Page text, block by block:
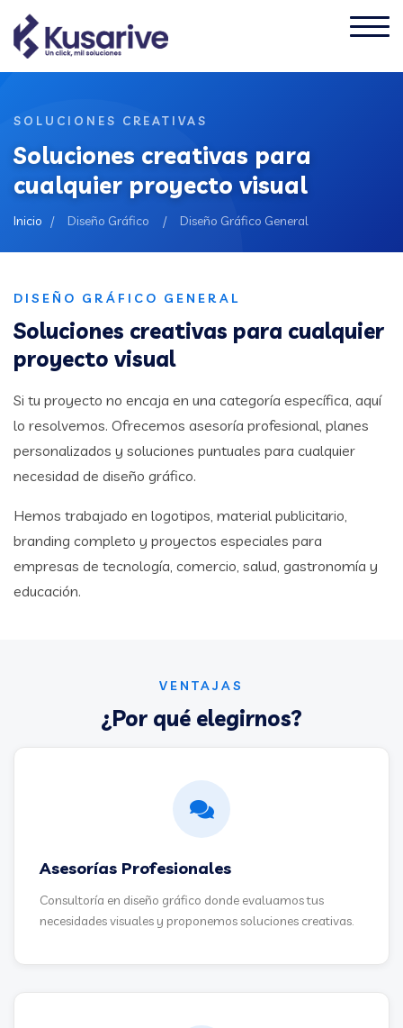
SOLUCIONES CREATIVAS
Soluciones creativas para
cualquier proyecto visual
Inicio / Diseño Gráfico / Diseño Gráfico General
DISEÑO GRÁFICO GENERAL
Soluciones creativas para cualquier
proyecto visual
Si tu proyecto no encaja en una categoría específica, aquí
lo resolvemos. Ofrecemos asesoría profesional, planes
personalizados y soluciones puntuales para cualquier
necesidad de diseño gráfico.
Hemos trabajado en logotipos, material publicitario,
branding completo y proyectos especiales para
empresas de tecnología, comercio, salud, gastronomía y
educación.
VENTAJAS
¿Por qué elegirnos?
Asesorías Profesionales
Consultoría en diseño gráfico donde evaluamos tus
necesidades visuales y proponemos soluciones creativas.